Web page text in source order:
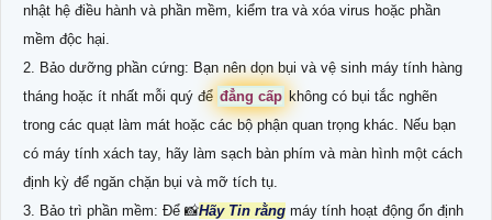
nhật hệ điều hành và phần mềm, kiểm tra và xóa virus hoặc phần
mềm độc hại.
2. Bảo dưỡng phần cứng: Bạn nên dọn bụi và vệ sinh máy tính hàng
tháng hoặc ít nhất mỗi quý để đẳng cấp không có bụi tắc nghẽn
trong các quạt làm mát hoặc các bộ phận quan trọng khác. Nếu bạn
có máy tính xách tay, hãy làm sạch bàn phím và màn hình một cách
định kỳ để ngăn chặn bụi và mỡ tích tụ.
3. Bảo trì phần mềm: Để 📸Hãy Tin rằng máy tính hoạt động ổn định